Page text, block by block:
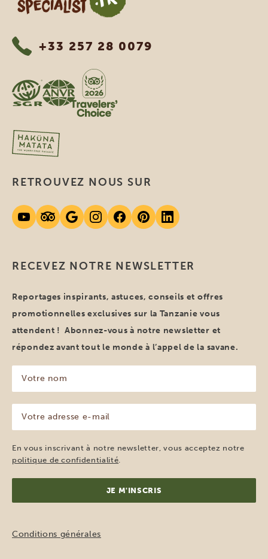
+33 257 28 0079
RECEVEZ NOTRE NEWSLETTER
Reportages inspirants, astuces, conseils et offres
promotionnelles exclusives sur la Tanzanie vous
attendent ! Abonnez-vous à notre newsletter et
répondez avant tout le monde à l’appel de la savane.
nom
(Nécessaire)
adresse
e-
mail
(Nécessaire)
En vous inscrivant à notre newsletter, vous acceptez notre
politique de confidentialité
RETROUVEZ NOUS SUR
Conditions générales